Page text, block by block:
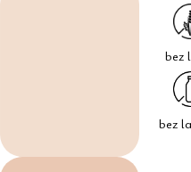
bez
bez